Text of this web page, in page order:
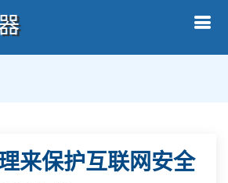
来保护互联网安全